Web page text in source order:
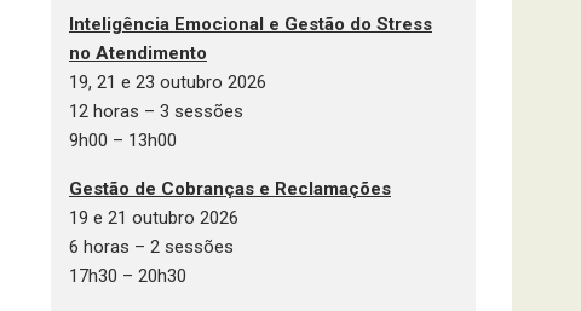
Inteligência Emocional e Gestão do Stress
no Atendimento
19, 21 e 23 outubro 2026
12 horas – 3 sessões
9h00 – 13h00
Gestão de Cobranças e Reclamações
19 e 21 outubro 2026
6 horas – 2 sessões
17h30 – 20h30